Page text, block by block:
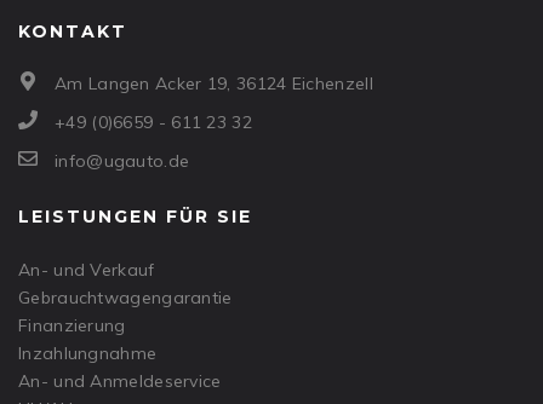
KONTAKT
Am Langen Acker 19, 36124 Eichenzell
+49 (0)6659 - 611 23 32
info@ugauto.de
LEISTUNGEN FÜR SIE
An- und Verkauf
Gebrauchtwagengarantie
Finanzierung
Inzahlungnahme
An- und Anmeldeservice